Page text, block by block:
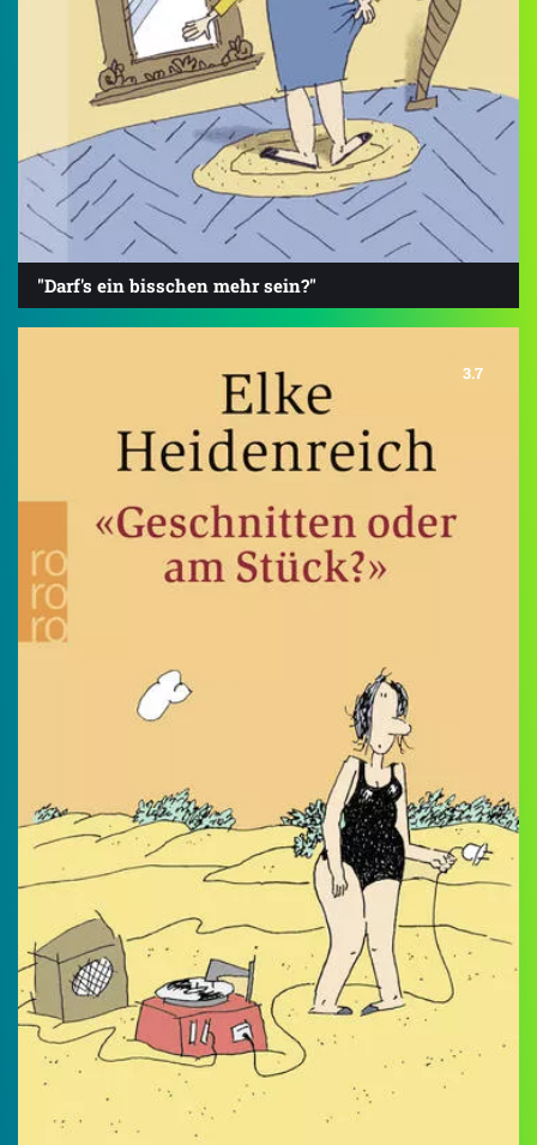
"Darf's ein bisschen mehr sein?"
3.7